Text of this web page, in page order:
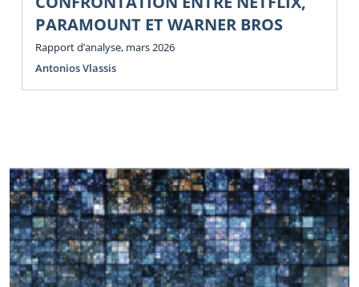
PARAMOUNT ET WARNER BROS
Rapport d’analyse, mars 2026
Antonios Vlassis